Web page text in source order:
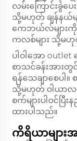
လမ်းကြောင်းခွဲပေ
သို့မဟုတ် ချန်နယ်မျ
ကေဘယ်လ်များ
ကလစ်များ သို့မဟု
ပါဝါအော outlet
စာသင်ခန်းအား
ရန်သေချာစေပါ။
သို့မဟုတ် ဝါယာလ
စက်များပါဝင်ပြီ
ထားပါသည်။
ကိရိယာများ